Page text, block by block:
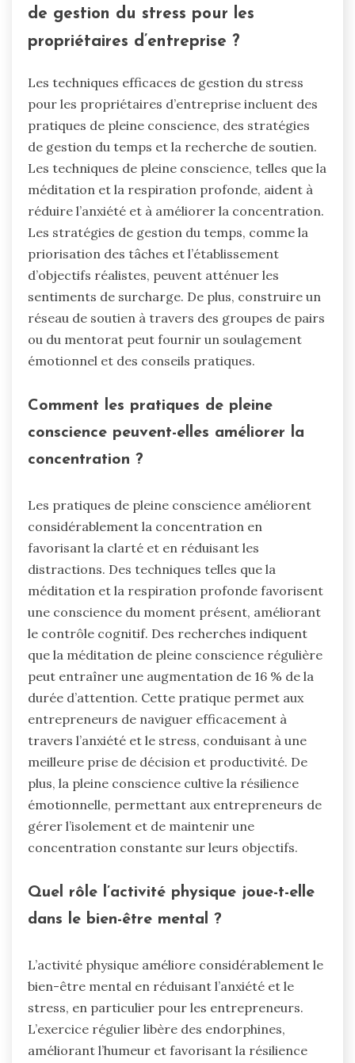
de gestion du stress pour les
propriétaires d’entreprise ?
Les techniques efficaces de gestion du stress
pour les propriétaires d’entreprise incluent des
pratiques de pleine conscience, des stratégies
de gestion du temps et la recherche de soutien.
Les techniques de pleine conscience, telles que la
méditation et la respiration profonde, aident à
réduire l’anxiété et à améliorer la concentration.
Les stratégies de gestion du temps, comme la
priorisation des tâches et l’établissement
d’objectifs réalistes, peuvent atténuer les
sentiments de surcharge. De plus, construire un
réseau de soutien à travers des groupes de pairs
ou du mentorat peut fournir un soulagement
émotionnel et des conseils pratiques.
Comment les pratiques de pleine
conscience peuvent-elles améliorer la
concentration ?
Les pratiques de pleine conscience améliorent
considérablement la concentration en
favorisant la clarté et en réduisant les
distractions. Des techniques telles que la
méditation et la respiration profonde favorisent
une conscience du moment présent, améliorant
le contrôle cognitif. Des recherches indiquent
que la méditation de pleine conscience régulière
peut entraîner une augmentation de 16 % de la
durée d’attention. Cette pratique permet aux
entrepreneurs de naviguer efficacement à
travers l’anxiété et le stress, conduisant à une
meilleure prise de décision et productivité. De
plus, la pleine conscience cultive la résilience
émotionnelle, permettant aux entrepreneurs de
gérer l’isolement et de maintenir une
concentration constante sur leurs objectifs.
Quel rôle l’activité physique joue-t-elle
dans le bien-être mental ?
L’activité physique améliore considérablement le
bien-être mental en réduisant l’anxiété et le
stress, en particulier pour les entrepreneurs.
L’exercice régulier libère des endorphines,
améliorant l’humeur et favorisant la résilience